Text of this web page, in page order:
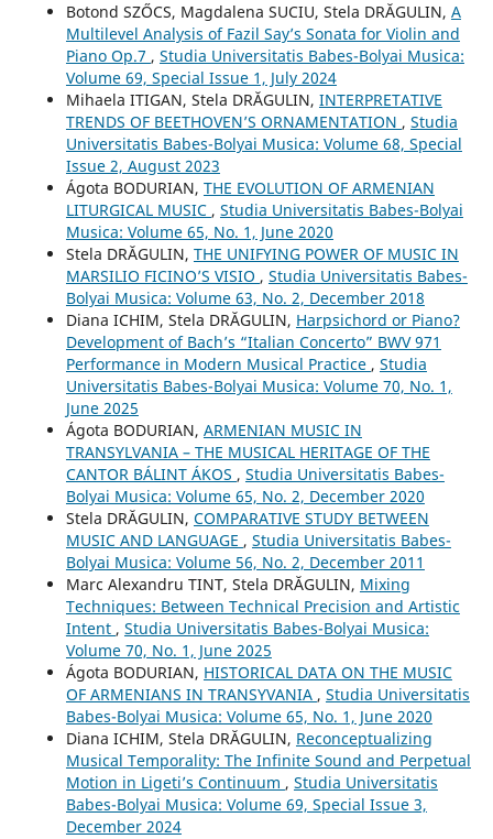
Botond SZŐCS, Magdalena SUCIU, Stela DRĂGULIN, A
Multilevel Analysis of Fazil Say’s Sonata for Violin and
Piano Op.7 , Studia Universitatis Babes-Bolyai Musica:
Volume 69, Special Issue 1, July 2024
Mihaela ITIGAN, Stela DRĂGULIN, INTERPRETATIVE
TRENDS OF BEETHOVEN’S ORNAMENTATION , Studia
Universitatis Babes-Bolyai Musica: Volume 68, Special
Issue 2, August 2023
Ágota BODURIAN, THE EVOLUTION OF ARMENIAN
LITURGICAL MUSIC , Studia Universitatis Babes-Bolyai
Musica: Volume 65, No. 1, June 2020
Stela DRĂGULIN, THE UNIFYING POWER OF MUSIC IN
MARSILIO FICINO’S VISIO , Studia Universitatis Babes-
Bolyai Musica: Volume 63, No. 2, December 2018
Diana ICHIM, Stela DRĂGULIN, Harpsichord or Piano?
Development of Bach’s “Italian Concerto” BWV 971
Performance in Modern Musical Practice , Studia
Universitatis Babes-Bolyai Musica: Volume 70, No. 1,
June 2025
Ágota BODURIAN, ARMENIAN MUSIC IN
TRANSYLVANIA – THE MUSICAL HERITAGE OF THE
CANTOR BÁLINT ÁKOS , Studia Universitatis Babes-
Bolyai Musica: Volume 65, No. 2, December 2020
Stela DRĂGULIN, COMPARATIVE STUDY BETWEEN
MUSIC AND LANGUAGE , Studia Universitatis Babes-
Bolyai Musica: Volume 56, No. 2, December 2011
Marc Alexandru TINT, Stela DRĂGULIN, Mixing
Techniques: Between Technical Precision and Artistic
Intent , Studia Universitatis Babes-Bolyai Musica:
Volume 70, No. 1, June 2025
Ágota BODURIAN, HISTORICAL DATA ON THE MUSIC
OF ARMENIANS IN TRANSYVANIA , Studia Universitatis
Babes-Bolyai Musica: Volume 65, No. 1, June 2020
Diana ICHIM, Stela DRĂGULIN, Reconceptualizing
Musical Temporality: The Infinite Sound and Perpetual
Motion in Ligeti’s Continuum , Studia Universitatis
Babes-Bolyai Musica: Volume 69, Special Issue 3,
December 2024